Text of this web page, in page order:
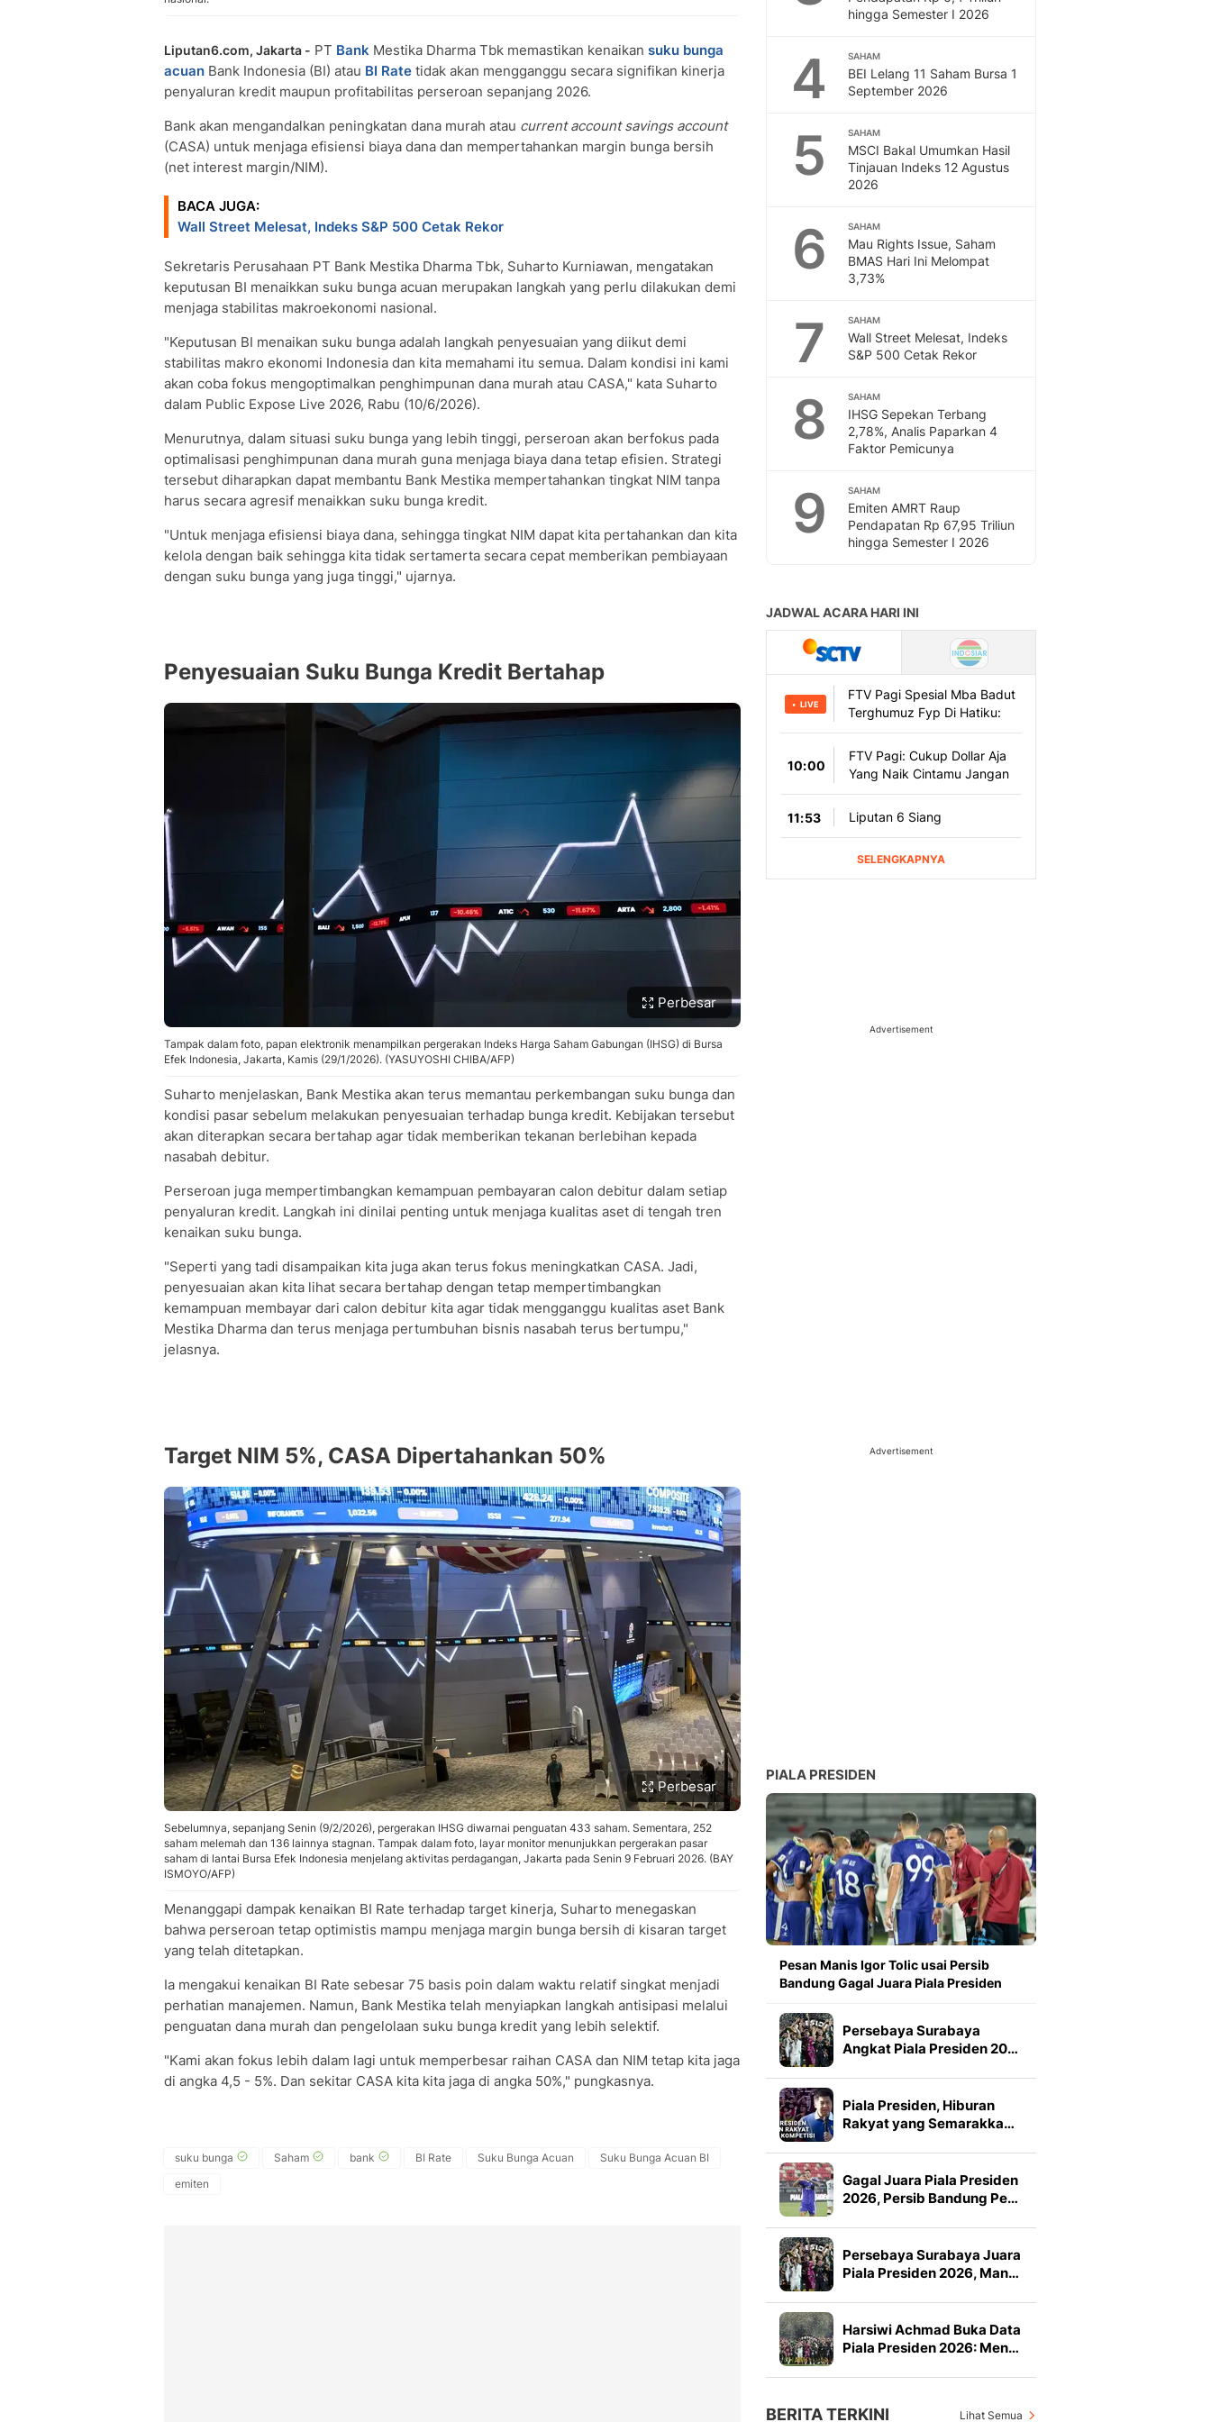
Liputan6.com, Jakarta - PT Bank Mestika Dharma Tbk memastikan kenaikan suku bunga
acuan Bank Indonesia (BI) atau BI Rate tidak akan mengganggu secara signifikan kinerja
penyaluran kredit maupun profitabilitas perseroan sepanjang 2026.
Bank akan mengandalkan peningkatan dana murah atau current account savings account
(CASA) untuk menjaga efisiensi biaya dana dan mempertahankan margin bunga bersih
(net interest margin/NIM).
BACA JUGA:
Wall Street Melesat, Indeks S&P 500 Cetak Rekor
Sekretaris Perusahaan PT Bank Mestika Dharma Tbk, Suharto Kurniawan, mengatakan
keputusan BI menaikkan suku bunga acuan merupakan langkah yang perlu dilakukan demi
menjaga stabilitas makroekonomi nasional.
"Keputusan BI menaikan suku bunga adalah langkah penyesuaian yang diikut demi
stabilitas makro ekonomi Indonesia dan kita memahami itu semua. Dalam kondisi ini kami
akan coba fokus mengoptimalkan penghimpunan dana murah atau CASA," kata Suharto
dalam Public Expose Live 2026, Rabu (10/6/2026).
Menurutnya, dalam situasi suku bunga yang lebih tinggi, perseroan akan berfokus pada
optimalisasi penghimpunan dana murah guna menjaga biaya dana tetap efisien. Strategi
tersebut diharapkan dapat membantu Bank Mestika mempertahankan tingkat NIM tanpa
harus secara agresif menaikkan suku bunga kredit.
"Untuk menjaga efisiensi biaya dana, sehingga tingkat NIM dapat kita pertahankan dan kita
kelola dengan baik sehingga kita tidak sertamerta secara cepat memberikan pembiayaan
dengan suku bunga yang juga tinggi," ujarnya.
Penyesuaian Suku Bunga Kredit Bertahap
Perbesar
Tampak dalam foto, papan elektronik menampilkan pergerakan Indeks Harga Saham Gabungan (IHSG) di Bursa
Efek Indonesia, Jakarta, Kamis (29/1/2026). (YASUYOSHI CHIBA/AFP)
Suharto menjelaskan, Bank Mestika akan terus memantau perkembangan suku bunga dan
kondisi pasar sebelum melakukan penyesuaian terhadap bunga kredit. Kebijakan tersebut
akan diterapkan secara bertahap agar tidak memberikan tekanan berlebihan kepada
nasabah debitur.
Perseroan juga mempertimbangkan kemampuan pembayaran calon debitur dalam setiap
penyaluran kredit. Langkah ini dinilai penting untuk menjaga kualitas aset di tengah tren
kenaikan suku bunga.
"Seperti yang tadi disampaikan kita juga akan terus fokus meningkatkan CASA. Jadi,
penyesuaian akan kita lihat secara bertahap dengan tetap mempertimbangkan
kemampuan membayar dari calon debitur kita agar tidak mengganggu kualitas aset Bank
Mestika Dharma dan terus menjaga pertumbuhan bisnis nasabah terus bertumpu,"
jelasnya.
Target NIM 5%, CASA Dipertahankan 50%
Perbesar
Sebelumnya, sepanjang Senin (9/2/2026), pergerakan IHSG diwarnai penguatan 433 saham. Sementara, 252
saham melemah dan 136 lainnya stagnan. Tampak dalam foto, layar monitor menunjukkan pergerakan pasar
saham di lantai Bursa Efek Indonesia menjelang aktivitas perdagangan, Jakarta pada Senin 9 Februari 2026. (BAY
ISMOYO/AFP)
Menanggapi dampak kenaikan BI Rate terhadap target kinerja, Suharto menegaskan
bahwa perseroan tetap optimistis mampu menjaga margin bunga bersih di kisaran target
yang telah ditetapkan.
Ia mengakui kenaikan BI Rate sebesar 75 basis poin dalam waktu relatif singkat menjadi
perhatian manajemen. Namun, Bank Mestika telah menyiapkan langkah antisipasi melalui
penguatan dana murah dan pengelolaan suku bunga kredit yang lebih selektif.
"Kami akan fokus lebih dalam lagi untuk memperbesar raihan CASA dan NIM tetap kita jaga
di angka 4,5 - 5%. Dan sekitar CASA kita kita jaga di angka 50%," pungkasnya.
suku bunga Saham bank BI Rate Suku Bunga Acuan
Suku Bunga Acuan BI
emiten
hingga Semester I 2026
4 SAHAM
BEI Lelang 11 Saham Bursa 1
September 2026
5 SAHAM
MSCI Bakal Umumkan Hasil
Tinjauan Indeks 12 Agustus
2026
6 SAHAM
Mau Rights Issue, Saham
BMAS Hari Ini Melompat
3,73%
7 SAHAM
Wall Street Melesat, Indeks
S&P 500 Cetak Rekor
8 SAHAM
IHSG Sepekan Terbang
2,78%, Analis Paparkan 4
Faktor Pemicunya
9 SAHAM
Emiten AMRT Raup
Pendapatan Rp 67,95 Triliun
hingga Semester I 2026
Advertisement
Advertisement
PIALA PRESIDEN
Pesan Manis Igor Tolic usai Persib
Bandung Gagal Juara Piala Presiden
Persebaya Surabaya
Angkat Piala Presiden 20…
Piala Presiden, Hiburan
Rakyat yang Semarakka…
Gagal Juara Piala Presiden
2026, Persib Bandung Pe…
Persebaya Surabaya Juara
Piala Presiden 2026, Man…
Harsiwi Achmad Buka Data
Piala Presiden 2026: Men…
BERITA TERKINI Lihat Semua